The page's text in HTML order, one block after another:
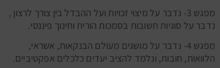
מפגש 3- נדבר על מיצוי זכויות ועל ההבדל בין צורך לרצון ,
נדבר על סוגיות חשובות בסמכות הורית וחינוך פיננסי.
מפגש 4- נדבר על מושגים מעולם הבנקאות, אשראי,
הלוואות, חובות, ונלמד להציב יעדים כלכלים אפקטיביים.